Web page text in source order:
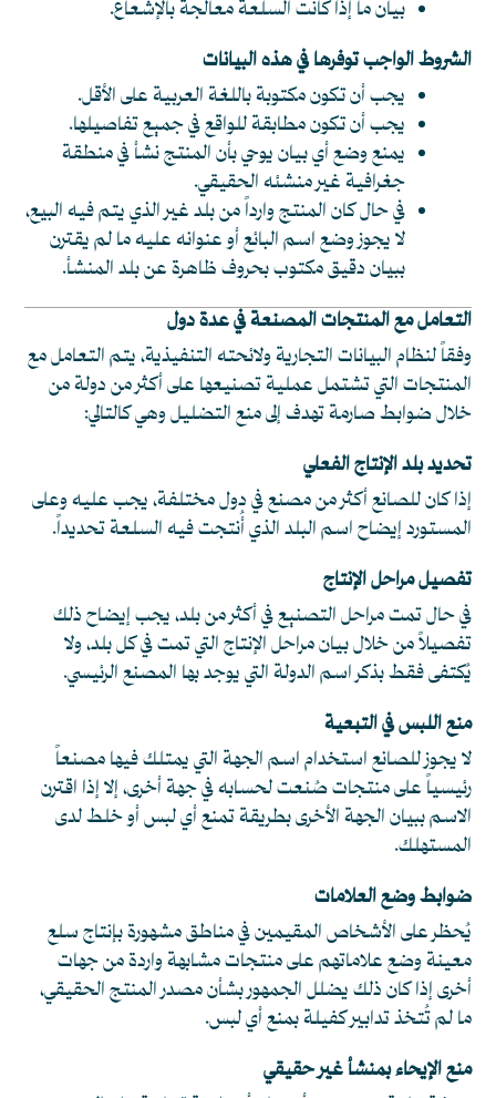
بيان ما إذا كانت السلعة معالجة بالإشعاع.
الشروط الواجب توفرها في هذه البيانات
يجب أن تكون مكتوبة باللغة العربية على الأقل.
يجب أن تكون مطابقة للواقع في جميع تفاصيلها.
يمنع وضع أي بيان يوحي بأن المنتج نشأ في منطقة
جغرافية غير منشئه الحقيقي.
في حال كان المنتج وارداً من بلد غير الذي يتم فيه البيع،
لا يجوز وضع اسم البائع أو عنوانه عليه ما لم يقترن
ببيان دقيق مكتوب بحروف ظاهرة عن بلد المنشأ.
التعامل مع المنتجات المصنعة في عدة دول
وفقاً لنظام البيانات التجارية ولائحته التنفيذية، يتم التعامل مع
المنتجات التي تشتمل عملية تصنيعها على أكثر من دولة من
خلال ضوابط صارمة تهدف إلى منع التضليل وهي كالتالي:
تحديد بلد الإنتاج الفعلي
إذا كان للصانع أكثر من مصنع في دول مختلفة، يجب عليه وعلى
المستورد إيضاح اسم البلد الذي أُنتجت فيه السلعة تحديداً.
تفصيل مراحل الإنتاج
في حال تمت مراحل التصنيع في أكثر من بلد، يجب إيضاح ذلك
تفصيلاً من خلال بيان مراحل الإنتاج التي تمت في كل بلد، ولا
يُكتفى فقط بذكر اسم الدولة التي يوجد بها المصنع الرئيسي.
منع اللبس في التبعية
لا يجوز للصانع استخدام اسم الجهة التي يمتلك فيها مصنعاً
رئيسياً على منتجات صُنعت لحسابه في جهة أخرى، إلا إذا اقترن
الاسم ببيان الجهة الأخرى بطريقة تمنع أي لبس أو خلط لدى
المستهلك.
ضوابط وضع العلامات
يُحظر على الأشخاص المقيمين في مناطق مشهورة بإنتاج سلع
معينة وضع علاماتهم على منتجات مشابهة واردة من جهات
أخرى إذا كان ذلك يضلل الجمهور بشأن مصدر المنتج الحقيقي،
ما لم تُتخذ تدابير كفيلة بمنع أي لبس.
منع الإيحاء بمنشأ غير حقيقي